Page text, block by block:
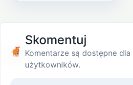
Skomentuj
Komentarze są dostępne
użytkowników.